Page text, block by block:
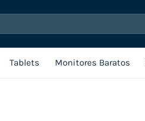
Tablets Monitores Baratos